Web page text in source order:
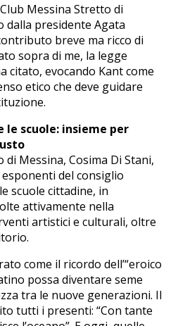
Messina Stretto di
dalla presidente Agata
breve ma ricco di
sopra di me, la legge
citato, evocando Kant come
etico che deve guidare
scuole: insieme per
Messina, Cosima Di Stani,
esponenti del consiglio
scuole cittadine, in
attivamente nella
artistici e culturali, oltre
come il ricordo dell’“eroico
possa diventare seme
tra le nuove generazioni. Il
tutti i presenti: “Con tante